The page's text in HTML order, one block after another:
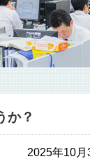
か？
2025年10